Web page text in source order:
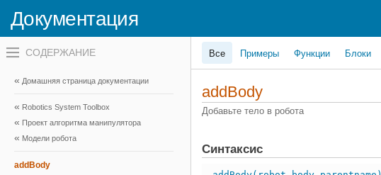
Документация
Переключатель
навигационного
вне
холста
навигационного
меню
холста
Домашняя страница документации
Robotics System Toolbox
Проект алгоритма манипулятора
Модели робота
addBody
Все Примеры Функции Блоки
addBody
Добавьте тело в робота
Синтаксис